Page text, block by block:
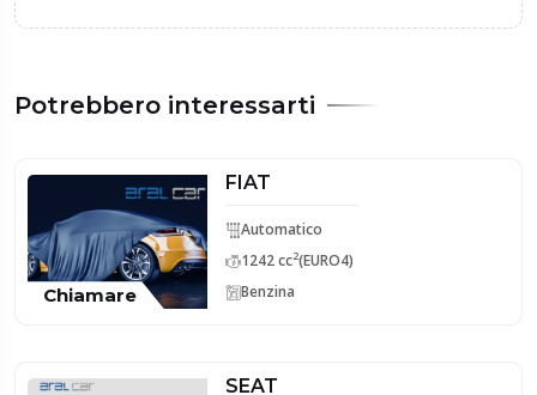
Potrebbero interessarti
Chiamare
FIAT
Automatico
1242 cc2(EURO4)
Benzina
SEAT